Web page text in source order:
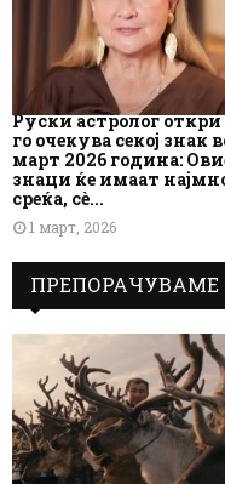
Руски астролог
го очекува секој знак
март 2026 година:
знаци ќе имаат
среќа, сè...
1 март, 2026
ПРЕПОРАЧУВАМЕ